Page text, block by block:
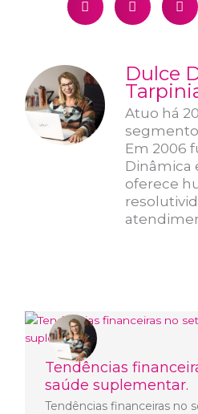
Dulce
Atuo há
Em 2006
Dinâmica
oferece
Tendências
saúde suplementar.
Tendências financeiras no